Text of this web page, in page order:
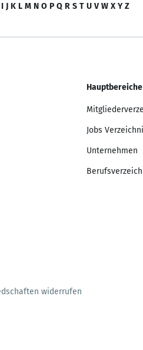
I J K L M N O P Q R S T U V W X Y Z
Hauptbereiche
Jobs
Unternehmen
widerrufen